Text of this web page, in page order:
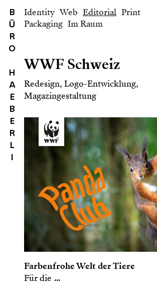
B
Ü
R
O
H
A
E
B
E
R
L
I
Identity Web Editorial Print
Packaging Im Raum
WWF Schweiz
Redesign, Logo-Entwicklung,
Magazingestaltung
Farbenfrohe Welt der Tiere
Für die ...